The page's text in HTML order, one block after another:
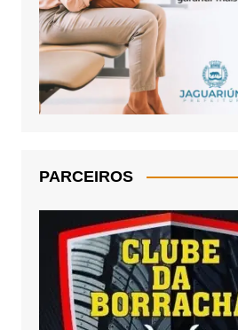
PARCEIROS